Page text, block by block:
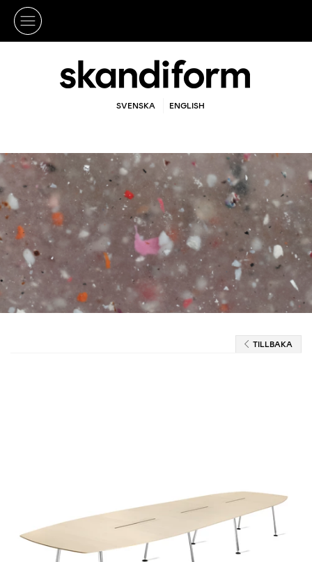
SVENSKA ENGLISH
TILLBAKA